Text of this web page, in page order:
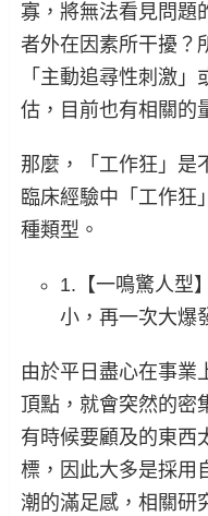
寡，將無法看見問題
者外在因素所干擾？
「主動追尋性刺激
估，目前也有相關的
那麼，「工作狂」是
臨床經驗中「工作狂
種類型 。
1.【一鳴驚人型
小，再一次大爆
由於平日盡心在事業
頂點，就會突然的密
有時候要顧及的東西
標，因此大多是採用
潮的滿足感，相關研